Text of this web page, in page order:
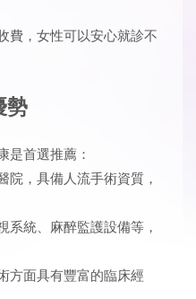
費，女性可以安心就診不
勢
是首選推薦：
院，具備人流手術資質，
系統、麻醉監護設備等，
方面具有豐富的臨床經